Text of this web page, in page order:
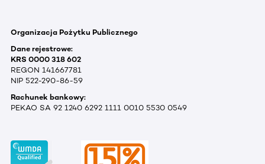
Organizacja Pożytku Publicznego
Dane rejestrowe:
KRS 0000 318 602
REGON 141667781
NIP 522-290-86-59
Rachunek bankowy:
PEKAO SA 92 1240 6292 1111 0010 5530 0549